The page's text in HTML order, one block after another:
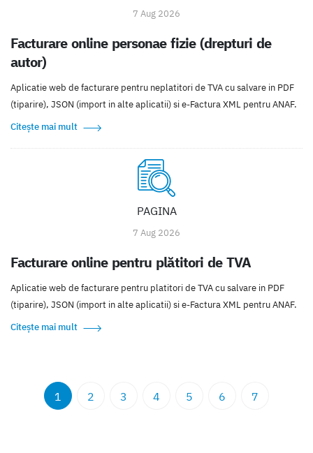
7 Aug 2026
Facturare online personae fizie (drepturi de
autor)
Aplicatie web de facturare pentru neplatitori de TVA cu salvare in PDF
(tiparire), JSON (import in alte aplicatii) si e-Factura XML pentru ANAF.
Citește mai mult
PAGINA
7 Aug 2026
Facturare online pentru plătitori de TVA
Aplicatie web de facturare pentru platitori de TVA cu salvare in PDF
(tiparire), JSON (import in alte aplicatii) si e-Factura XML pentru ANAF.
Citește mai mult
1 2 3 4 5 6 7